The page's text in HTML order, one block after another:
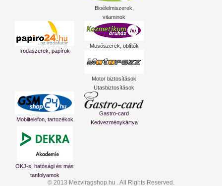
Bioélelmiszerek,
vitaminok
Irodaszerek, papírok
Mosószerek, öblítők
Motor biztosítások
Utasbiztosítások
Mobiltelefon, tartozékok
Gastro-card
Kedvezménykártya
OKJ-s, hatósági és más
tanfolyamok
© 2013 Mezviragshop.hu . All Rights Reserved.